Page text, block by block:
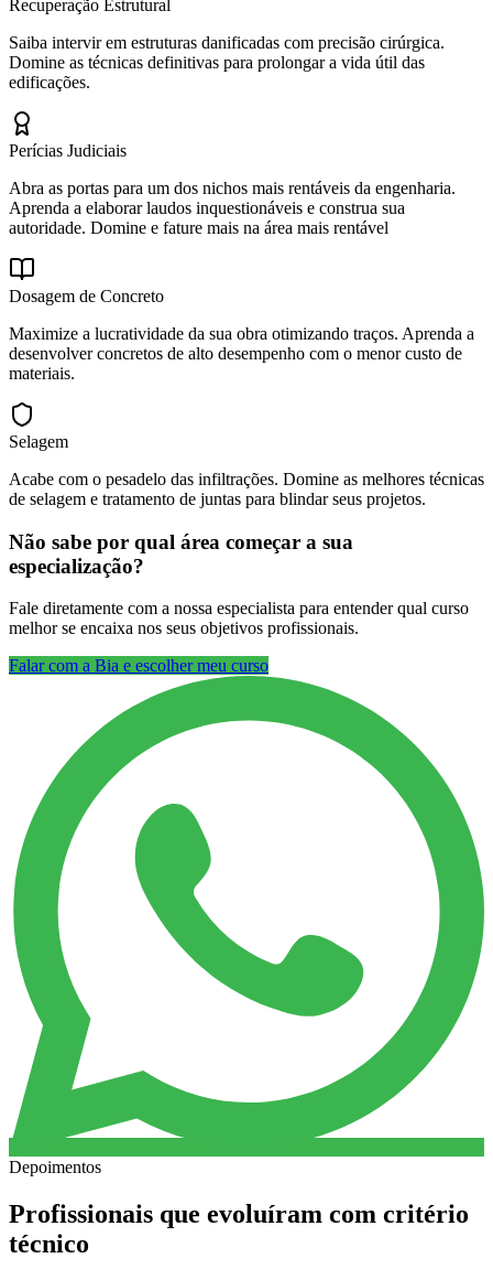
Recuperação Estrutural
Saiba intervir em estruturas danificadas com precisão cirúrgica.
Domine as técnicas definitivas para prolongar a vida útil das
edificações.
Perícias Judiciais
Abra as portas para um dos nichos mais rentáveis da engenharia.
Aprenda a elaborar laudos inquestionáveis e construa sua
autoridade. Domine e fature mais na área mais rentável
Dosagem de Concreto
Maximize a lucratividade da sua obra otimizando traços. Aprenda a
desenvolver concretos de alto desempenho com o menor custo de
materiais.
Selagem
Acabe com o pesadelo das infiltrações. Domine as melhores técnicas
de selagem e tratamento de juntas para blindar seus projetos.
Não sabe por qual área começar a sua
especialização?
Fale diretamente com a nossa especialista para entender qual curso
melhor se encaixa nos seus objetivos profissionais.
Falar com a Bia e escolher meu curso
Depoimentos
Profissionais que evoluíram com critério
técnico